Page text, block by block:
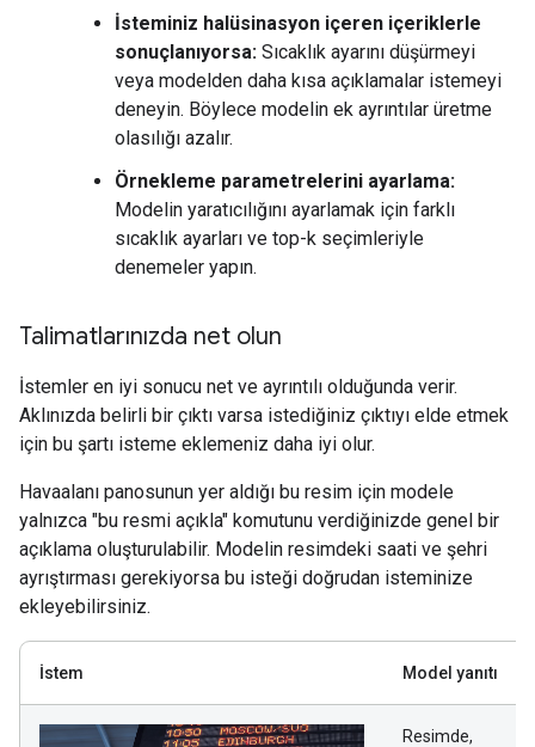
İsteminiz halüsinasyon içeren içeriklerle
sonuçlanıyorsa: Sıcaklık ayarını düşürmeyi
veya modelden daha kısa açıklamalar istemeyi
deneyin. Böylece modelin ek ayrıntılar üretme
olasılığı azalır.
Örnekleme parametrelerini ayarlama:
Modelin yaratıcılığını ayarlamak için farklı
sıcaklık ayarları ve top-k seçimleriyle
denemeler yapın.
Talimatlarınızda net olun
İstemler en iyi sonucu net ve ayrıntılı olduğunda verir.
Aklınızda belirli bir çıktı varsa istediğiniz çıktıyı elde etmek
için bu şartı isteme eklemeniz daha iyi olur.
Havaalanı panosunun yer aldığı bu resim için modele
yalnızca "bu resmi açıkla" komutunu verdiğinizde genel bir
açıklama oluşturulabilir. Modelin resimdeki saati ve şehri
ayrıştırması gerekiyorsa bu isteği doğrudan isteminize
ekleyebilirsiniz.
İstem Model yanıtı
Resimde,